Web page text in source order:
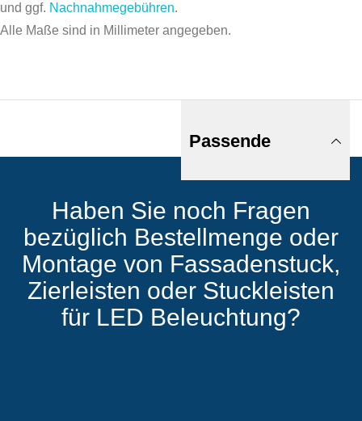
und ggf. Nachnahmegebühren.
Alle Maße sind in Millimeter angegeben.
Passende
Produkte
Haben Sie noch Fragen
bezüglich Bestellmenge oder
Montage von Fassadenstuck,
Zierleisten oder Stuckleisten
für LED Beleuchtung?